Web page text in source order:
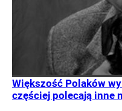
Większość Polaków
częściej polecają inne